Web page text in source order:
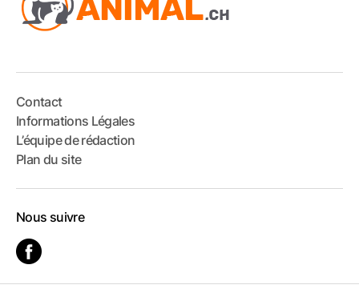
Contact
Informations Légales
L’équipe de rédaction
Plan du site
Nous suivre